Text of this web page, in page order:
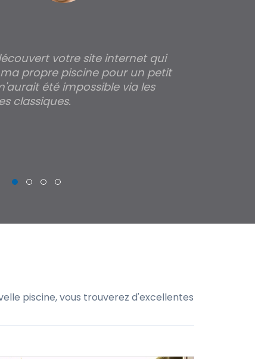
votre site internet qui
propre piscine pour un petit
été impossible via les
classiques.
piscine, vous trouverez d'excellentes